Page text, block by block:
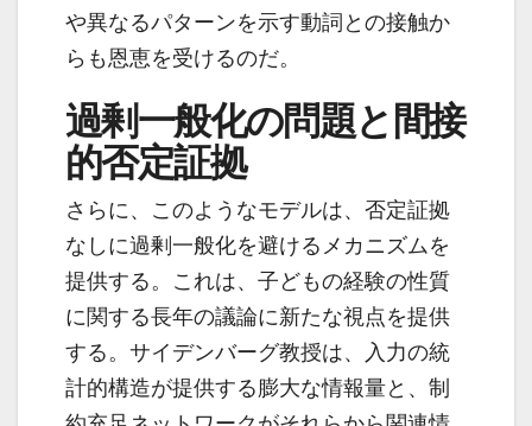
や異なるパターンを示す動詞との接触か
らも恩恵を受けるのだ。
過剰一般化の問題と間接
的否定証拠
さらに、このようなモデルは、否定証拠
なしに過剰一般化を避けるメカニズムを
提供する。これは、子どもの経験の性質
に関する長年の議論に新たな視点を提供
する。サイデンバーグ教授は、入力の統
計的構造が提供する膨大な情報量と、制